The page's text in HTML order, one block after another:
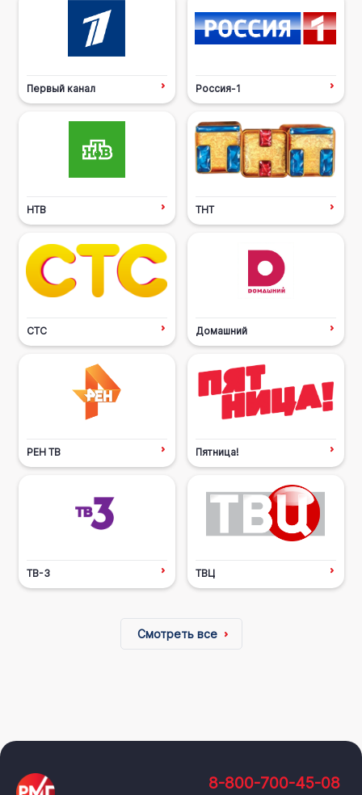
Первый канал Россия-1
НТВ ТНТ
СТС Домашний
РЕН ТВ Пятница!
ТВ-3 ТВЦ
Смотреть все
8-800-700-45-08